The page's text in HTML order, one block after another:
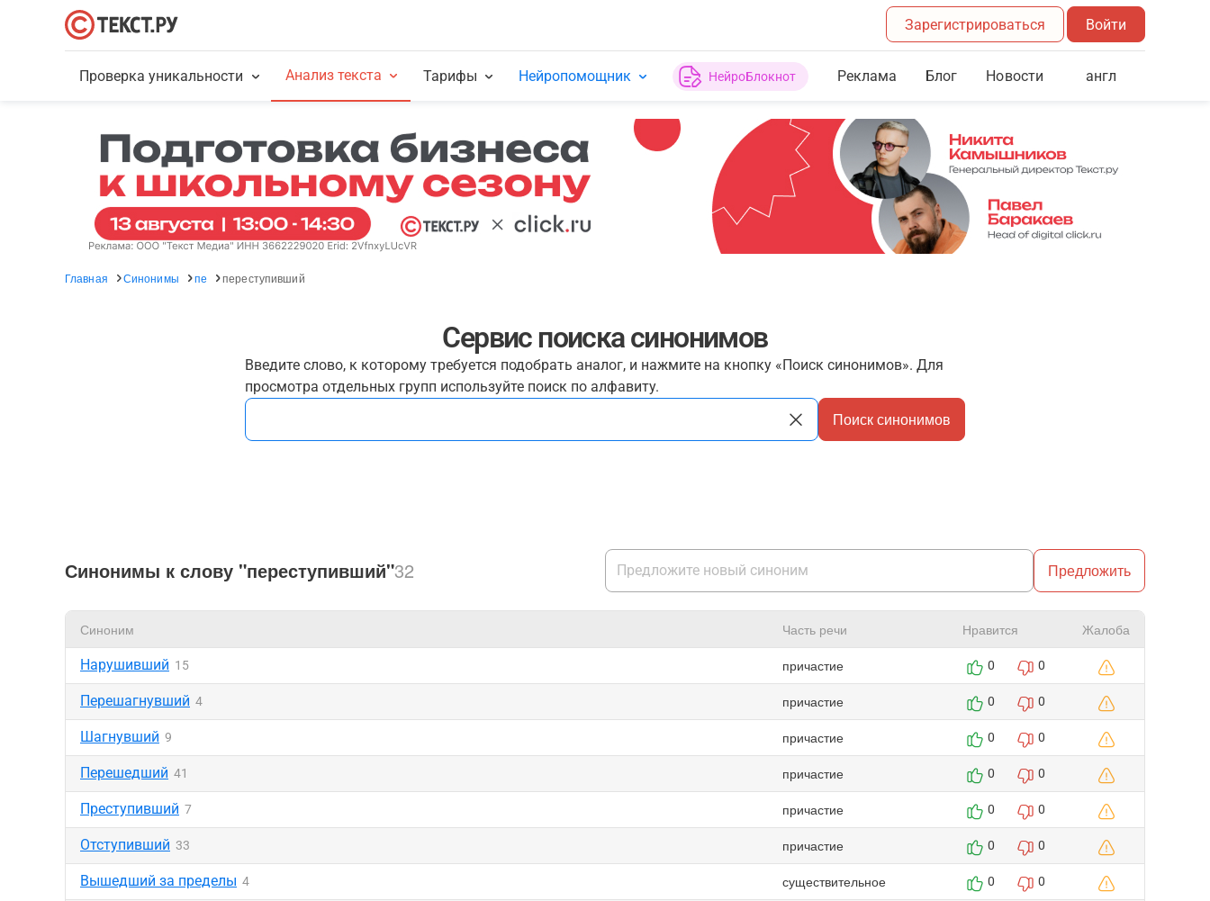
Зарегистрироваться Войти
Проверка уникальности Анализ текста Тарифы Нейропомощник НейроБлокнот Реклама Блог Новости англ
Главная Синонимы пе переступивший
Сервис поиска синонимов
Введите слово, к которому требуется подобрать аналог, и нажмите на кнопку «Поиск синонимов». Для
просмотра отдельных групп используйте поиск по алфавиту.
Поиск синонимов
Синонимы к слову "переступивший"32 Предложить
Синоним Часть речи Нравится Жалоба
Нарушивший 15 причастие 0 0
Перешагнувший 4 причастие 0 0
Шагнувший 9 причастие 0 0
Перешедший 41 причастие 0 0
Преступивший 7 причастие 0 0
Отступивший 33 причастие 0 0
Вышедший за пределы 4 существительное 0 0